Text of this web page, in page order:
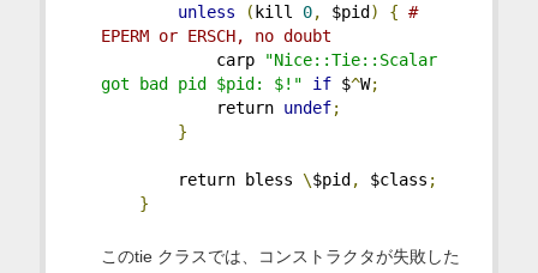
unless ( kill 0, $pid ) { #
EPERM or ERSCH, no doubt
carp
"Nice::Tie::Scalar
got bad pid $pid: $!"
if $^W;
return undef;
}
return bless \$pid , $class ;
}
このtie クラスでは、コンストラクタが失敗した